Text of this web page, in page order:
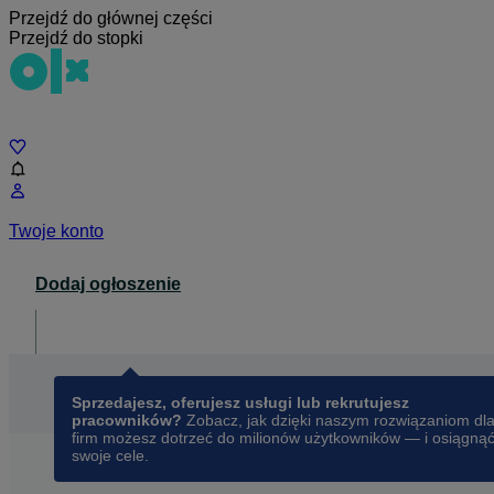
Przejdź do głównej części
Przejdź do stopki
Twoje konto
Dodaj ogłoszenie
Sprzedajesz, oferujesz usługi lub rekrutujesz
pracowników? Zobacz, jak dzięki naszym rozwiązaniom dla
firm możesz dotrzeć do milionów użytkowników — i osiągnąć
swoje cele.